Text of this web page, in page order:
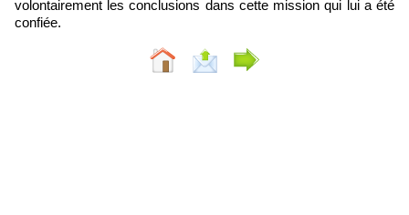
volontairement les conclusions dans cette mission qui lui a été
confiée.